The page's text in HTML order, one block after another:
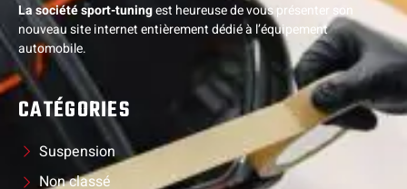
La société sport-tuningest heureuse de vous présenter son
nouveau site internet entièrement dédié à l’équipement
automobile.
CATÉGORIES
Suspension
Non classé